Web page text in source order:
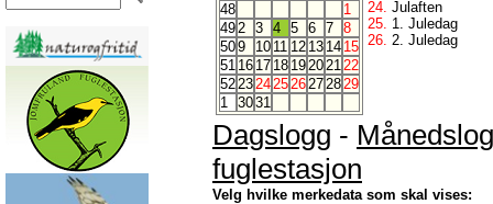
48
1
492 3 4 5 6 7 8
509 10 11 12 13 14 15
51 16 17 18 19202122
5223242526272829
1 3031
24. Julaften
25. 1. Juledag
26. 2. Juledag
Dagslogg -
fuglestasjon
Velg hvilke merkedata som skal vises: